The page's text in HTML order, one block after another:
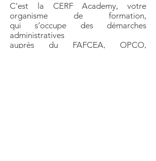
C’est la CERF Academy, votre
organisme de formation,
qui s’occupe des démarches
administratives
auprès du FAFCEA, OPCO,